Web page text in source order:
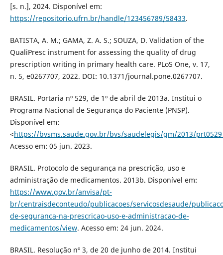
[s. n.], 2024. Disponível em:
https://repositorio.ufrn.br/handle/123456789/58433.
BATISTA, A. M.; GAMA, Z. A. S.; SOUZA, D. Validation of the
QualiPresc instrument for assessing the quality of drug
prescription writing in primary health care. PLoS One, v. 17,
n. 5, e0267707, 2022. DOI: 10.1371/journal.pone.0267707.
BRASIL. Portaria nº 529, de 1º de abril de 2013a. Institui o
Programa Nacional de Segurança do Paciente (PNSP).
Disponível em:
<https://bvsms.saude.gov.br/bvs/saudelegis/gm/2013/
Acesso em: 05 jun. 2023.
BRASIL. Protocolo de segurança na prescrição, uso e
administração de medicamentos. 2013b. Disponível em:
https://www.gov.br/anvisa/pt-
br/centraisdeconteudo/publicacoes/servicosdesaude/
de-seguranca-na-prescricao-uso-e-administracao-de-
medicamentos/view. Acesso em: 24 jun. 2024.
BRASIL. Resolução nº 3, de 20 de junho de 2014. Institui